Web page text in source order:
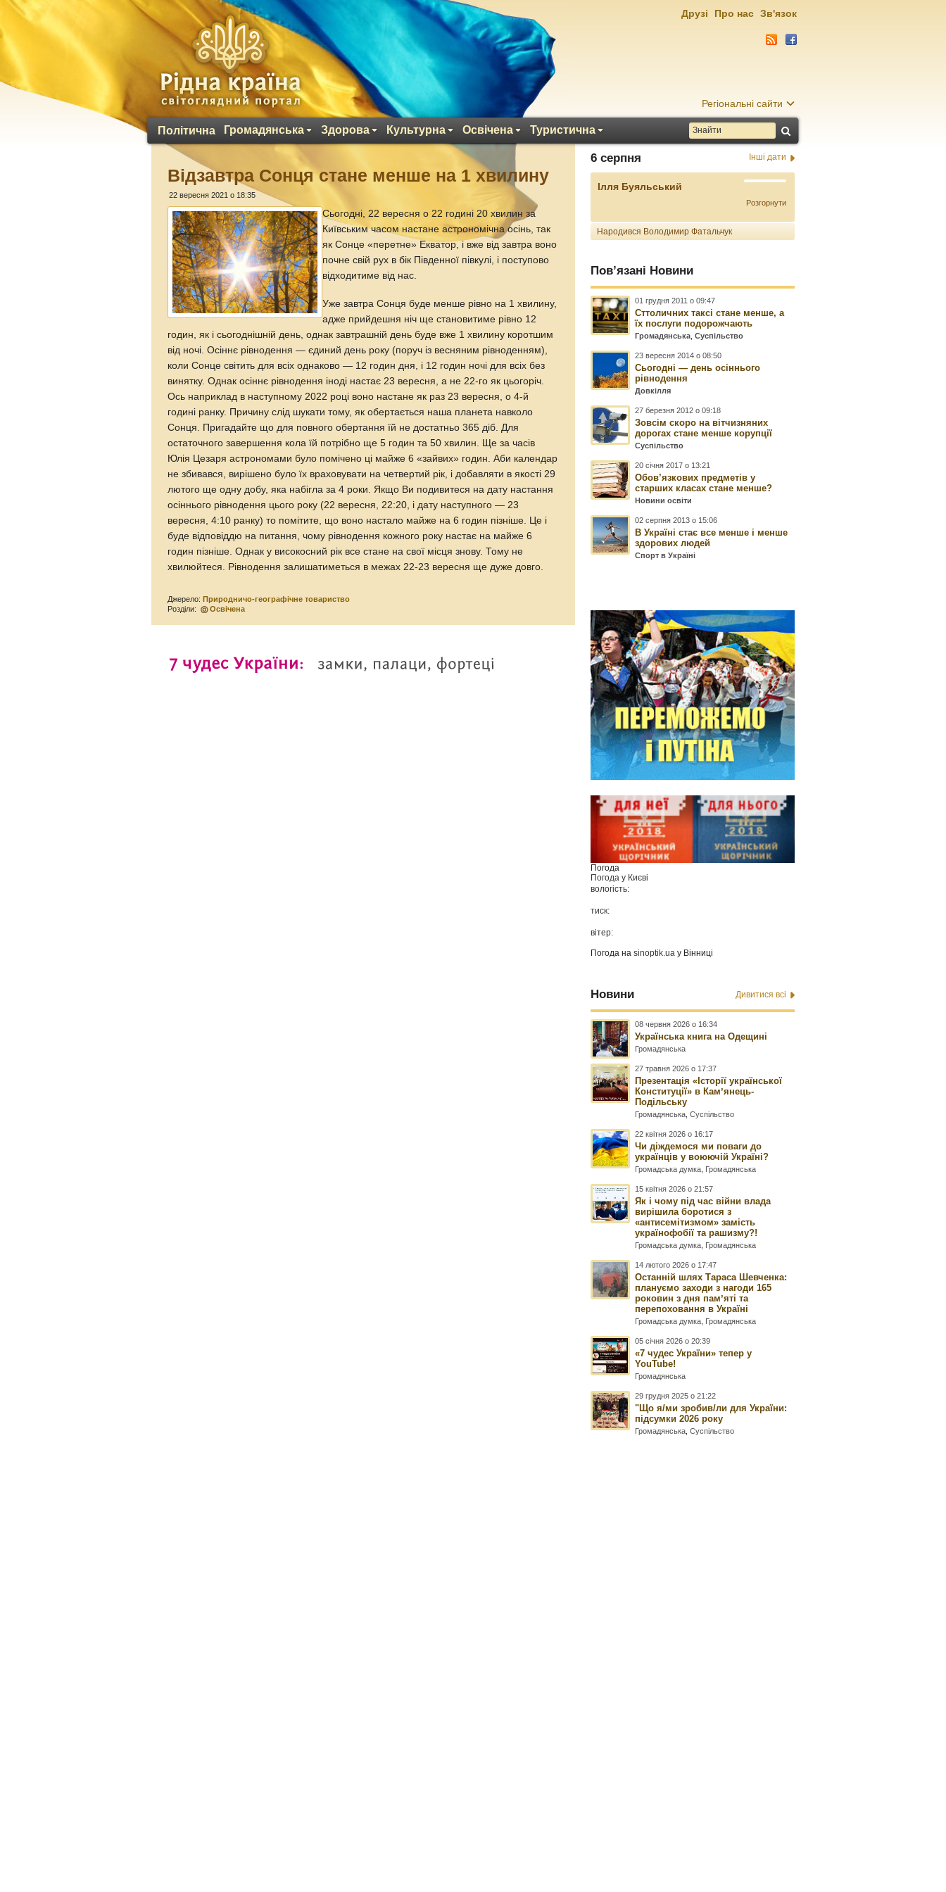
Регіональні сайти
Політична Громадянська Здорова Культурна Освічена Туристична
Друзі Про нас Зв'язок
Відзавтра Сонця стане менше на 1 хвилину
22 вересня 2021 о 18:35
Сьогодні, 22 вересня о 22 годині 20 хвилин за
Київським часом настане астрономічна осінь, так
як Сонце «перетне» Екватор, і вже від завтра воно
почне свій рух в бік Південної півкулі, і поступово
відходитиме від нас.
Уже завтра Сонця буде менше рівно на 1 хвилину,
адже прийдешня ніч ще становитиме рівно 12
годин, як і сьогоднішній день, однак завтрашній день буде вже 1 хвилину коротшим
від ночі. Осіннє рівнодення — єдиний день року (поруч із весняним рівноденням),
коли Сонце світить для всіх однаково — 12 годин дня, і 12 годин ночі для всіх без
винятку. Однак осіннє рівнодення іноді настає 23 вересня, а не 22-го як цьогоріч.
Ось наприклад в наступному 2022 році воно настане як раз 23 вересня, о 4-й
годині ранку. Причину слід шукати тому, як обертається наша планета навколо
Сонця. Пригадайте що для повного обертання їй не достатньо 365 діб. Для
остаточного завершення кола їй потрібно ще 5 годин та 50 хвилин. Ще за часів
Юлія Цезаря астрономами було помічено ці майже 6 «зайвих» годин. Аби календар
не збивався, вирішено було їх враховувати на четвертий рік, і добавляти в якості 29
лютого ще одну добу, яка набігла за 4 роки. Якщо Ви подивитеся на дату настання
осіннього рівнодення цього року (22 вересня, 22:20, і дату наступного — 23
вересня, 4:10 ранку) то помітите, що воно настало майже на 6 годин пізніше. Це і
буде відповіддю на питання, чому рівнодення кожного року настає на майже 6
годин пізніше. Однак у високосний рік все стане на свої місця знову. Тому не
хвилюйтеся. Рівнодення залишатиметься в межах 22-23 вересня ще дуже довго.
Джерело:Природничо-географічне товариство
Розділи:
Освічена
6 серпня Інші дати
Ілля Буяльський
Розгорнути
Народився Володимир Фатальчук
Пов’язані Новини
01 грудня 2011 о 09:47
Сттоличних таксі стане менше, а
їх послуги подорожчають
Громадянська ,Суспільство
23 вересня 2014 о 08:50
Сьогодні — день осіннього
рівнодення
Довкілля
27 березня 2012 о 09:18
Зовсім скоро на вітчизняних
дорогах стане менше корупції
Суспільство
20 січня 2017 о 13:21
Обов’язкових предметів у
старших класах стане менше?
Новини освіти
02 серпня 2013 о 15:06
В Україні стає все менше і менше
здорових людей
Спорт в Україні
Погода
Погода у Києві
вологість:
тиск:
вітер:
Погода наsinoptik.ua у Вінниці
Новини Дивитися всі
08 червня 2026 о 16:34
Українська книга на Одещині
Громадянська
27 травня 2026 о 17:37
Презентація «Історії української
Конституції» в Камʼянець-
Подільську
Громадянська ,Суспільство
22 квітня 2026 о 16:17
Чи діждемося ми поваги до
українців у воюючій Україні?
Громадська думка Громадянська
15 квітня 2026 о 21:57
Як і чому під час війни влада
вирішила боротися з
«антисемітизмом» замість
українофобії та рашизму?!
Громадська думка Громадянська
14 лютого 2026 о 17:47
Останній шлях Тараса Шевченка:
плануємо заходи з нагоди 165
роковин з дня памʼяті та
перепоховання в Україні
Громадська думка Громадянська
05 січня 2026 о 20:39
«7 чудес України» тепер у
YouTube!
Громадянська
29 грудня 2025 о 21:22
"Що я/ми зробив/ли для України:
підсумки 2026 року
Громадянська ,Суспільство